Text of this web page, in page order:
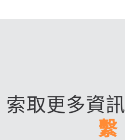
索取更多資訊
繫